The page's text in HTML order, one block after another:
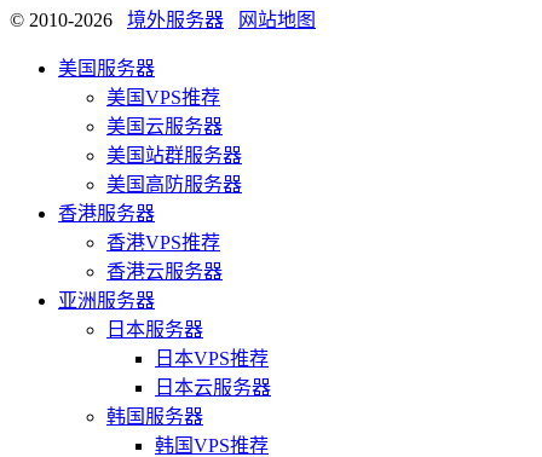
© 2010-2026 境外服务器 网站地图
美国服务器
美国VPS推荐
美国云服务器
美国站群服务器
美国高防服务器
香港服务器
香港VPS推荐
香港云服务器
亚洲服务器
日本服务器
日本VPS推荐
日本云服务器
韩国服务器
韩国VPS推荐